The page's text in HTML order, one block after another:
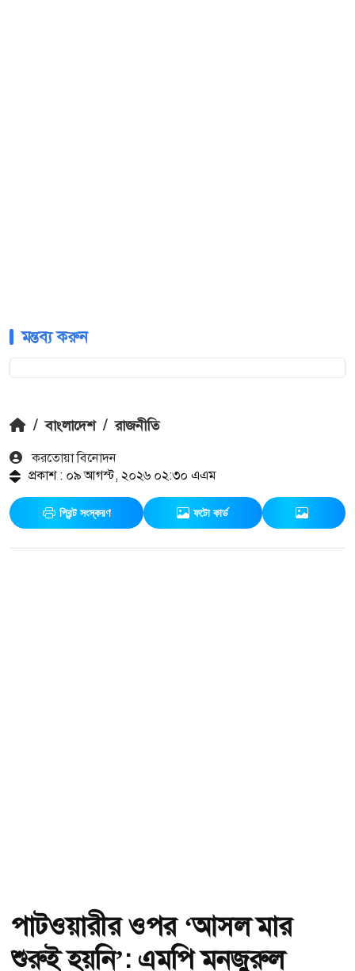
মন্তব্য করুন
/ বাংলাদেশ / রাজনীতি
করতোয়া বিনোদন
প্রকাশ : ০৯ আগস্ট, ২০২৬ ০২:৩০ এএম
প্রিন্ট সংস্করণ ফটো কার্ড
পাটওয়ারীর ওপর ‘আসল মার
শুরুই হয়নি’: এমপি মনজুরুল